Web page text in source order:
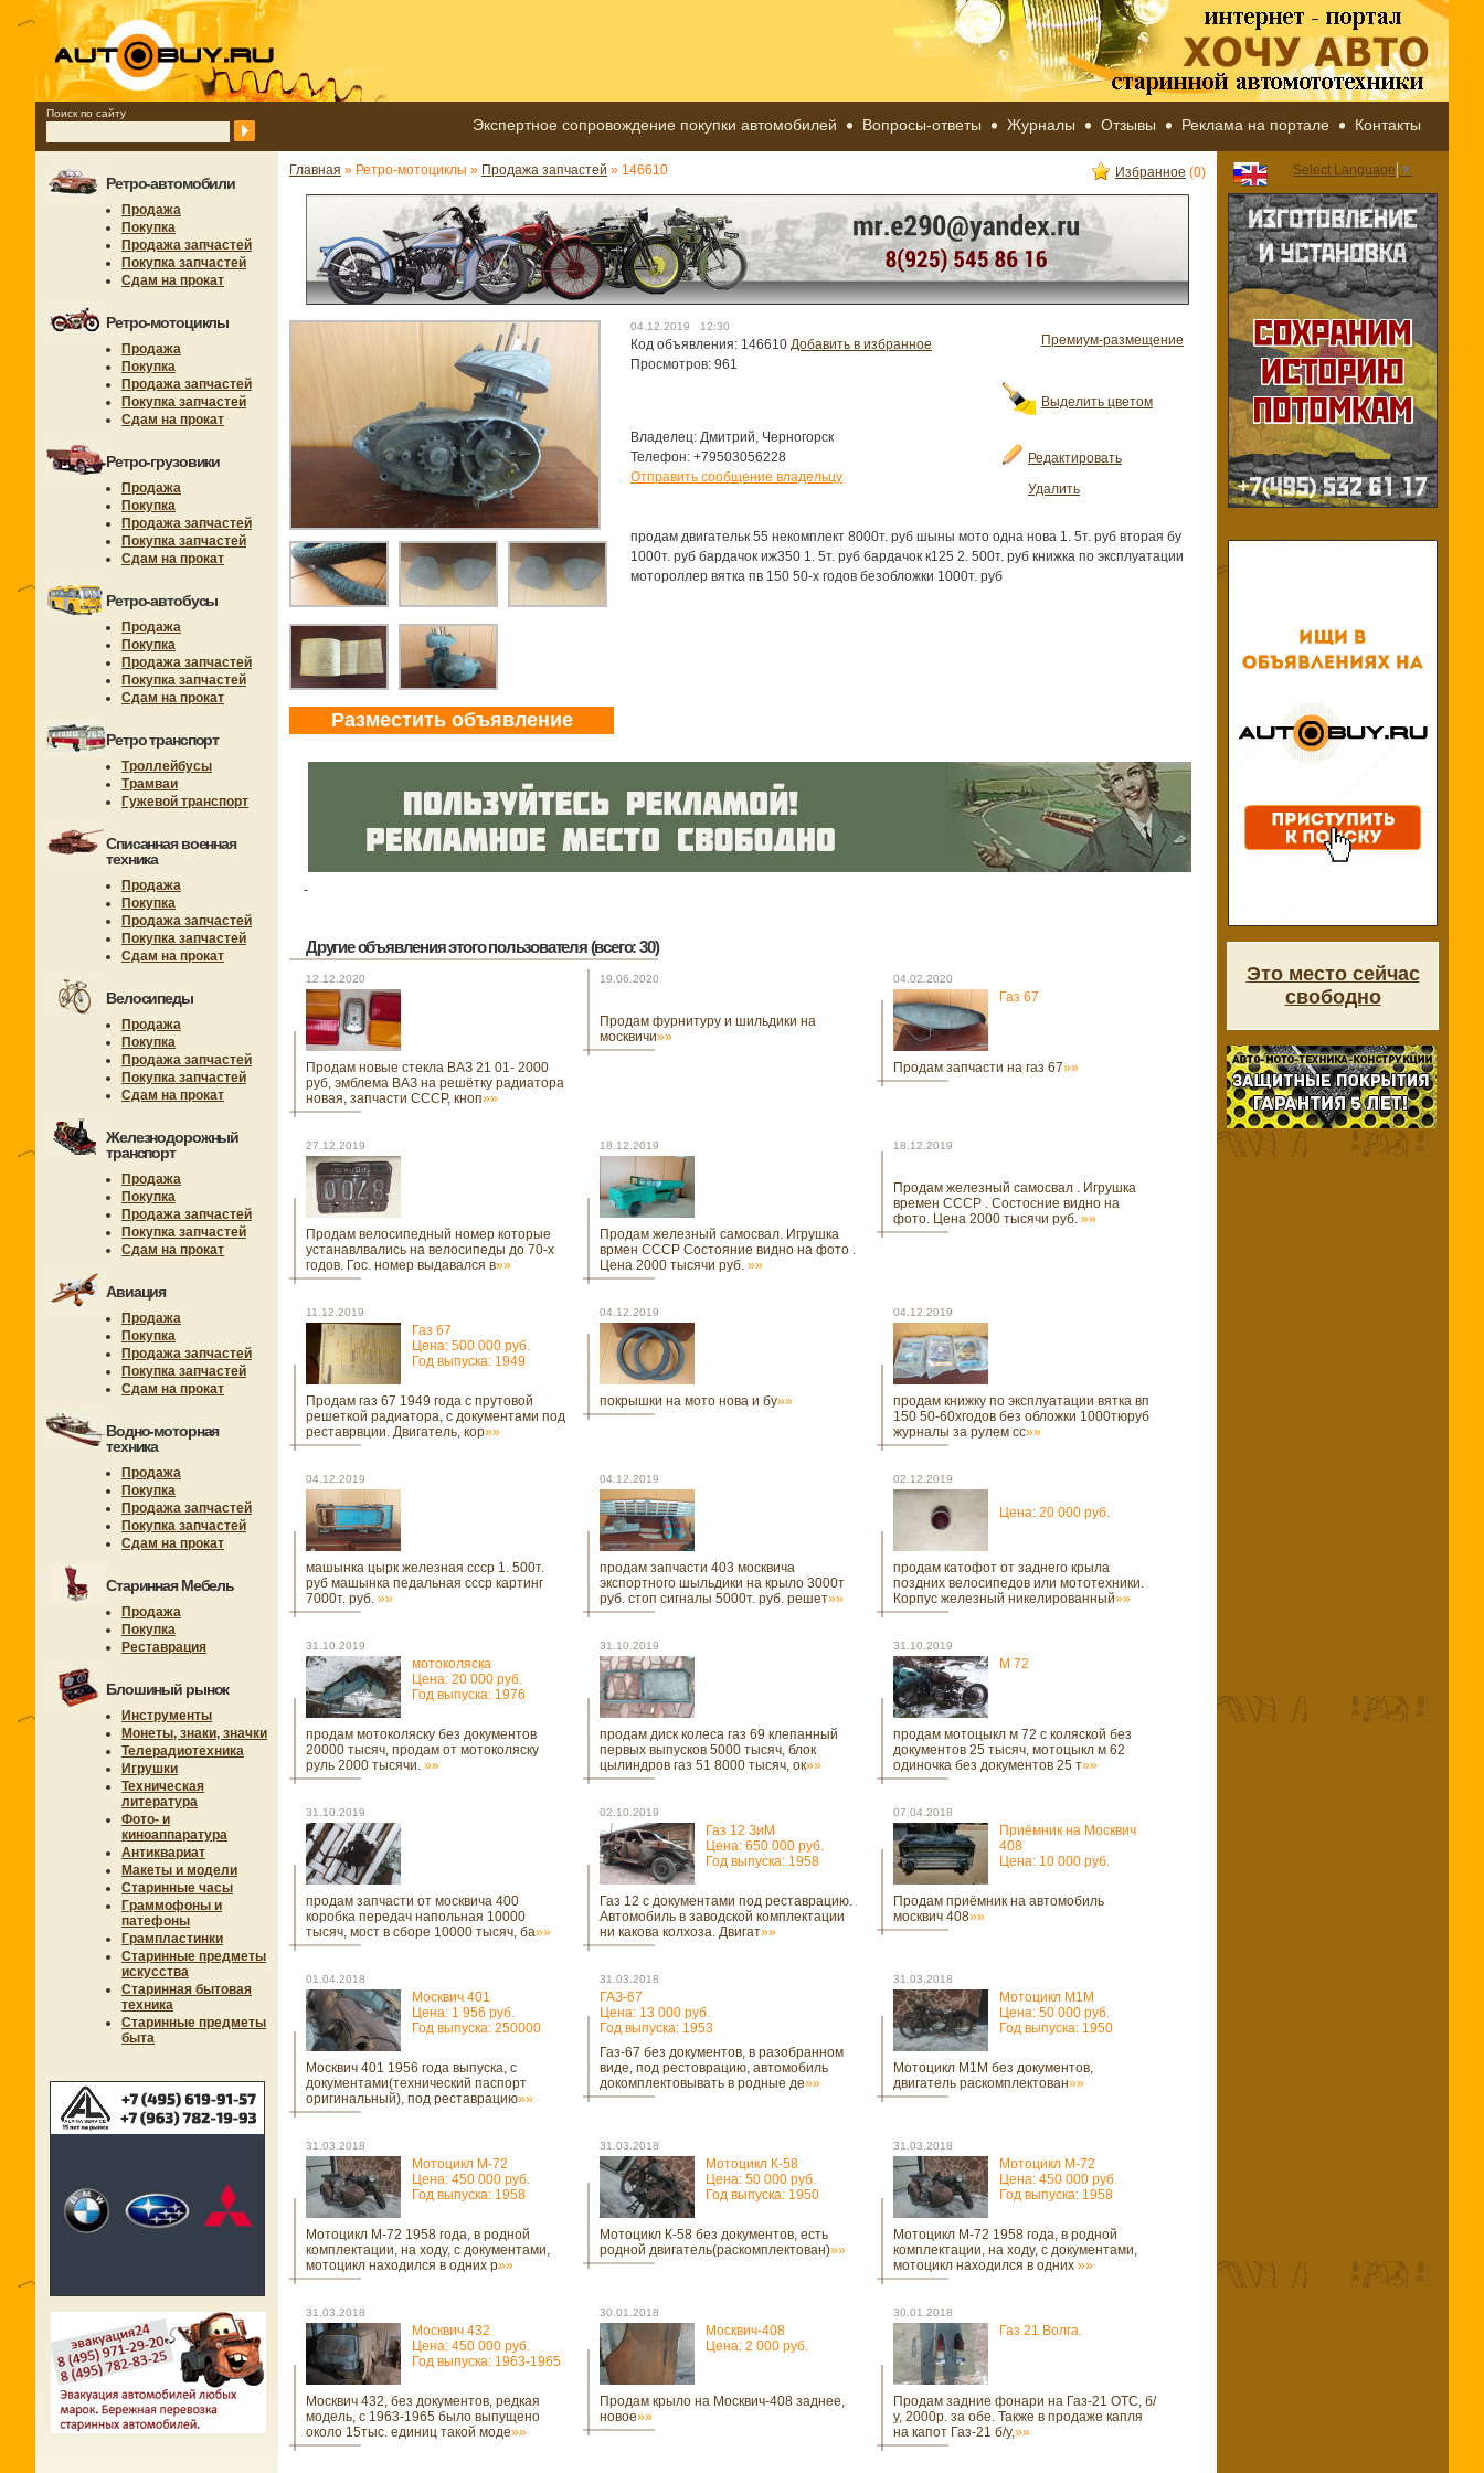
Поиск по сайту
Экспертное сопровождение покупки автомобилей Вопросы-ответы Журналы Отзывы Реклама на портале Контакты
Ретро-автомобили
Продажа
Покупка
Продажа запчастей
Покупка запчастей
Сдам на прокат
Ретро-мотоциклы
Продажа
Покупка
Продажа запчастей
Покупка запчастей
Сдам на прокат
Ретро-грузовики
Продажа
Покупка
Продажа запчастей
Покупка запчастей
Сдам на прокат
Ретро-автобусы
Продажа
Покупка
Продажа запчастей
Покупка запчастей
Сдам на прокат
Ретро транспорт
Троллейбусы
Трамваи
Гужевой транспорт
Списанная военная
техника
Продажа
Покупка
Продажа запчастей
Покупка запчастей
Сдам на прокат
Велосипеды
Продажа
Покупка
Продажа запчастей
Покупка запчастей
Сдам на прокат
Железнодорожный
транспорт
Продажа
Покупка
Продажа запчастей
Покупка запчастей
Сдам на прокат
Авиация
Продажа
Покупка
Продажа запчастей
Покупка запчастей
Сдам на прокат
Водно-моторная
техника
Продажа
Покупка
Продажа запчастей
Покупка запчастей
Сдам на прокат
Старинная Мебель
Продажа
Покупка
Реставрация
Блошиный рынок
Инструменты
Монеты, знаки, значки
Телерадиотехника
Игрушки
Техническая
литература
Фото- и
киноаппаратура
Антиквариат
Макеты и модели
Старинные часы
Граммофоны и
патефоны
Грампластинки
Старинные предметы
искусства
Старинная бытовая
техника
Старинные предметы
быта
Главная » Ретро-мотоциклы » Продажа запчастей » 146610 Избранное (0)
Разместить объявление
Премиум-размещение
Выделить цветом
Редактировать
Удалить
04.12.2019 12:30
Код объявления: 146610 Добавить в избранное
Просмотров: 961
Владелец: Дмитрий, Черногорск
Телефон: +79503056228
Отправить сообщение владельцу
продам двигательк 55 некомплект 8000т. руб шыны мото одна нова 1. 5т. руб вторая бу
1000т. руб бардачок иж350 1. 5т. руб бардачок к125 2. 500т. руб книжка по эксплуатации
мотороллер вятка пв 150 50-х годов безобложки 1000т. руб
Другие объявления этого пользователя (всего: 30)
12.12.2020
Продам новые стекла ВАЗ 21 01- 2000
руб, эмблема ВАЗ на решётку радиатора
новая, запчасти СССР, кноп»»
19.06.2020
Продам фурнитуру и шильдики на
москвичи»»
04.02.2020
Газ 67
Продам запчасти на газ 67»»
27.12.2019
Продам велосипедный номер которые
устанавлвались на велосипеды до 70-х
годов. Гос. номер выдавался в»»
18.12.2019
Продам железный самосвал. Игрушка
врмен СССР Состояние видно на фото .
Цена 2000 тысячи руб. »»
18.12.2019
Продам железный самосвал . Игрушка
времен СССР . Состосние видно на
фото. Цена 2000 тысячи руб. »»
11.12.2019
Газ 67
Цена: 500 000 руб.
Год выпуска: 1949
Продам газ 67 1949 года с прутовой
решеткой радиатора, с документами под
реставрвции. Двигатель, кор»»
04.12.2019
покрышки на мото нова и бу»»
04.12.2019
продам книжку по эксплуатации вятка вп
150 50-60хгодов без обложки 1000тюруб
журналы за рулем сс»»
04.12.2019
машынка цырк железная ссср 1. 500т.
руб машынка педальная ссср картинг
7000т. руб. »»
04.12.2019
продам запчасти 403 москвича
экспортного шыльдики на крыло 3000т
руб. стоп сигналы 5000т. руб. решет»»
02.12.2019
Цена: 20 000 руб.
продам катофот от заднего крыла
поздних велосипедов или мототехники.
Корпус железный никелированный»»
31.10.2019
мотоколяска
Цена: 20 000 руб.
Год выпуска: 1976
продам мотоколяску без документов
20000 тысяч, продам от мотоколяску
руль 2000 тысячи. »»
31.10.2019
продам диск колеса газ 69 клепанный
первых выпусков 5000 тысяч, блок
цылиндров газ 51 8000 тысяч, ок»»
31.10.2019
М 72
продам мотоцыкл м 72 с коляской без
документов 25 тысяч, мотоцыкл м 62
одиночка без документов 25 т»»
31.10.2019
продам запчасти от москвича 400
коробка передач напольная 10000
тысяч, мост в сборе 10000 тысяч, ба»»
02.10.2019
Газ 12 ЗиМ
Цена: 650 000 руб.
Год выпуска: 1958
Газ 12 с документами под реставрацию.
Автомобиль в заводской комплектации
ни какова колхоза. Двигат»»
07.04.2018
Приёмник на Москвич
408
Цена: 10 000 руб.
Продам приёмник на автомобиль
москвич 408»»
01.04.2018
Москвич 401
Цена: 1 956 руб.
Год выпуска: 250000
Москвич 401 1956 года выпуска, с
документами(технический паспорт
оригинальный), под реставрацию»»
31.03.2018
ГАЗ-67
Цена: 13 000 руб.
Год выпуска: 1953
Газ-67 без документов, в разобранном
виде, под рестоврацию, автомобиль
докомплектовывать в родные де»»
31.03.2018
Мотоцикл М1М
Цена: 50 000 руб.
Год выпуска: 1950
Мотоцикл М1М без документов,
двигатель раскомплектован»»
31.03.2018
Мотоцикл М-72
Цена: 450 000 руб.
Год выпуска: 1958
Мотоцикл М-72 1958 года, в родной
комплектации, на ходу, с документами,
мотоцикл находился в одних р»»
31.03.2018
Мотоцикл К-58
Цена: 50 000 руб.
Год выпуска: 1950
Мотоцикл К-58 без документов, есть
родной двигатель(раскомплектован)»»
31.03.2018
Мотоцикл М-72
Цена: 450 000 руб.
Год выпуска: 1958
Мотоцикл М-72 1958 года, в родной
комплектации, на ходу, с документами,
мотоцикл находился в одних »»
31.03.2018
Москвич 432
Цена: 450 000 руб.
Год выпуска: 1963-1965
Москвич 432, без документов, редкая
модель, с 1963-1965 было выпущено
около 15тыс. единиц такой моде»»
30.01.2018
Москвич-408
Цена: 2 000 руб.
Продам крыло на Москвич-408 заднее,
новое»»
30.01.2018
Газ 21 Волга.
Продам задние фонари на Газ-21 ОТС, б/
у, 2000р. за обе. Также в продаже капля
на капот Газ-21 б/у,»»
Select Language ▼
Это место сейчас
свободно